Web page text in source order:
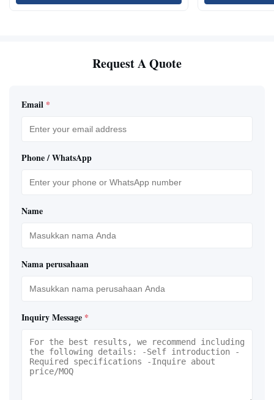
Request A Quote
Email *
Phone / WhatsApp
Name
Nama perusahaan
Inquiry Message *